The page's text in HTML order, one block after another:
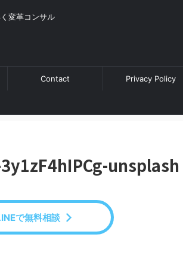
変革コンサル
Contact Privacy Policy
unsplash
で無料相談